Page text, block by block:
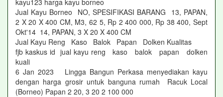
kayu123 harga kayu borneo
Jual Kayu Borneo NO, SPESIFIKASI BARANG 13, PAPAN,
2 X 20 X 400 CM, M3, 62 5, Rp 2 400 000, Rp 38 400, Sept
Okt'14 14, PAPAN, 3 X 20 X 400 CM
Jual Kayu Reng Kaso Balok Papan Dolken Kualitas
fjb kaskus id jual kayu reng kaso balok papan dolken
kuali
6 Jan 2023 Lingga Bangun Perkasa menyediakan kayu
dengan harga grosir untuk banguna rumah Racuk Local
(Borneo) Papan 2 20, 3 20 2 100 000